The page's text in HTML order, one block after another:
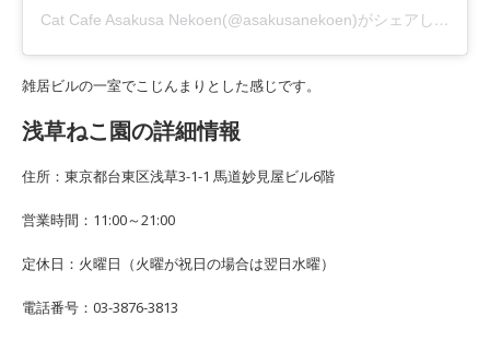
Cat Cafe Asakusa Nekoen(@asakusanekoen)がシェアした投稿
雑居ビルの一室でこじんまりとした感じです。
浅草ねこ園の詳細情報
住所：東京都台東区浅草3-1-1 馬道妙見屋ビル6階
営業時間：11:00～21:00
定休日：火曜日（火曜が祝日の場合は翌日水曜）
電話番号：03-3876-3813